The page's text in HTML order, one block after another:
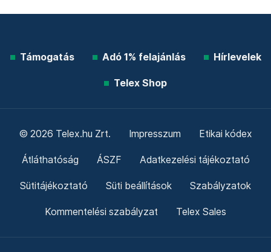
Támogatás Adó 1% felajánlás Hírlevelek
Telex Shop
© 2026 Telex.hu Zrt. Impresszum Etikai kódex
Átláthatóság ÁSZF Adatkezelési tájékoztató
Sütitájékoztató Süti beállítások Szabályzatok
Kommentelési szabályzat Telex Sales